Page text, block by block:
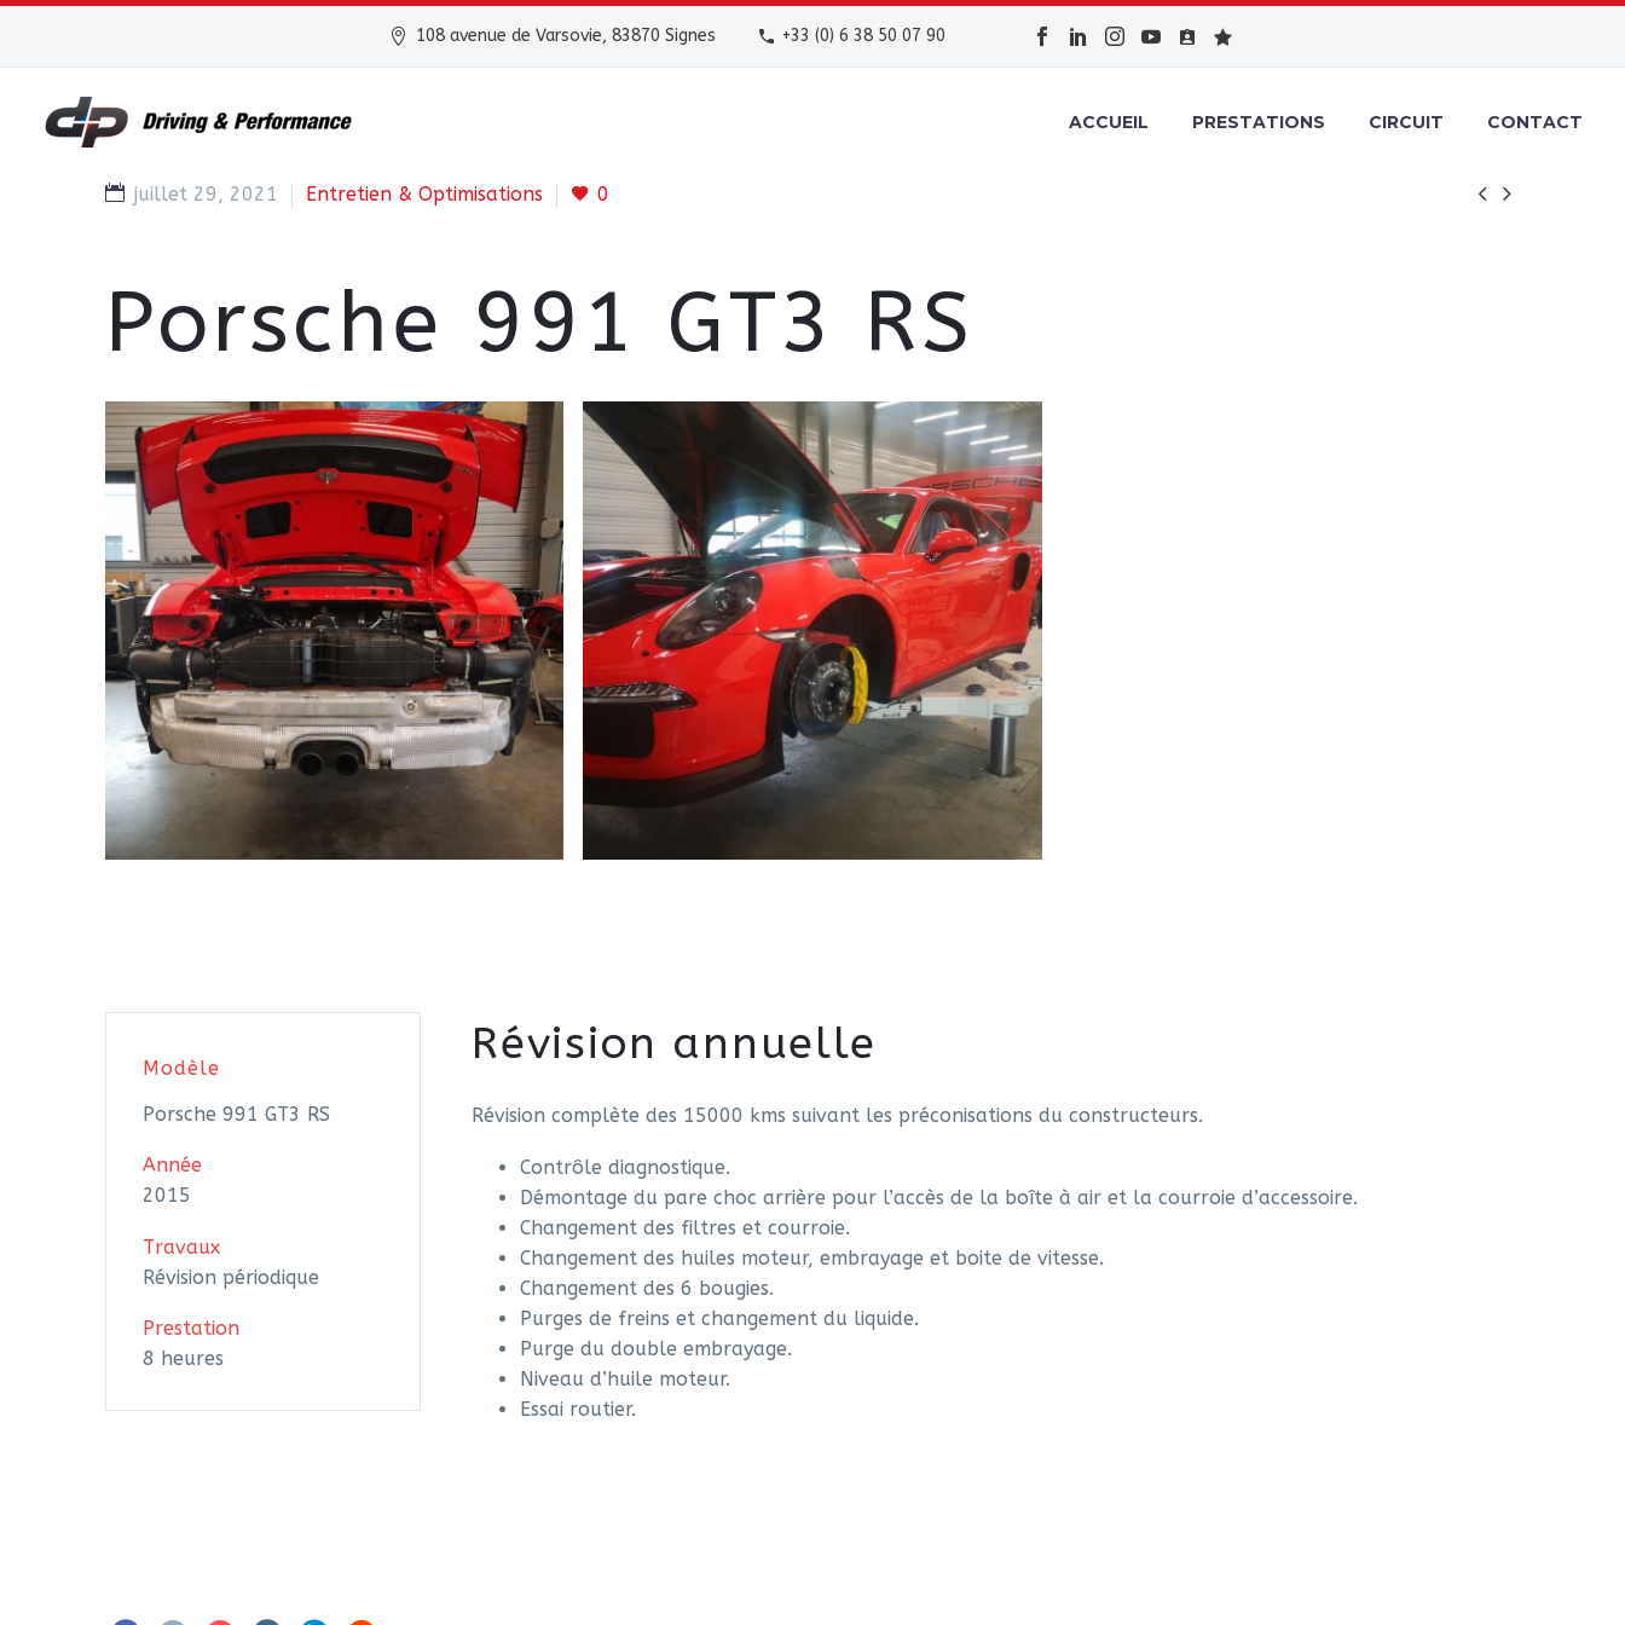
108 avenue de Varsovie, 83870 Signes +33 (0) 6 38 50 07 90
ACCUEIL PRESTATIONS CIRCUIT CONTACT
 
juillet 29, 2021 Entretien & Optimisations 0
Porsche 991 GT3 RS
Modèle
Porsche 991 GT3 RS
Année
2015
Travaux
Révision périodique
Prestation
8 heures
Révision annuelle
Révision complète des 15000 kms suivant les préconisations du constructeurs.
Contrôle diagnostique.
Démontage du pare choc arrière pour l’accès de la boîte à air et la courroie d’accessoire.
Changement des filtres et courroie.
Changement des huiles moteur, embrayage et boite de vitesse.
Changement des 6 bougies.
Purges de freins et changement du liquide.
Purge du double embrayage.
Niveau d’huile moteur.
Essai routier.